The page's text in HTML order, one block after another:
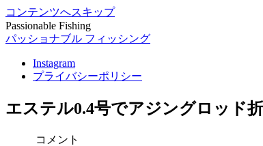
コンテンツへスキップ
Passionable Fishing
パッショナブル フィッシング
Instagram
プライバシーポリシー
エステル0.4号でアジングロッド
コメント